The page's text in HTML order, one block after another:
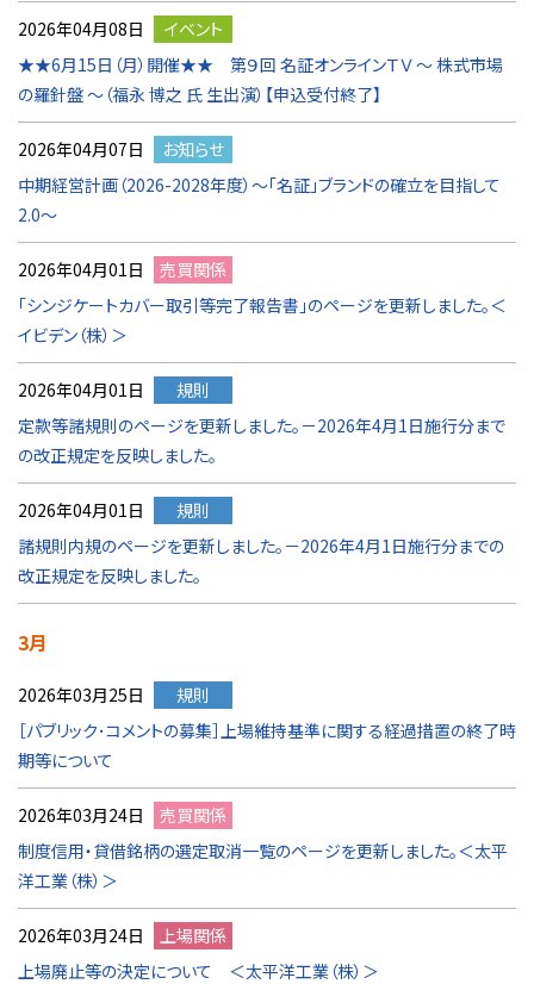
2026年04月08日
イベント
★★6月15日（月）開催★★ 第９回 名証オンラインＴＶ ～ 株式市場
の羅針盤 ～（福永 博之 氏 生出演）【申込受付終了】
2026年04月07日
お知らせ
中期経営計画（2026-2028年度）～「名証」ブランドの確立を目指して
2.0～
2026年04月01日
売買関係
「シンジケートカバー取引等完了報告書」のページを更新しました。＜
イビデン（株）＞
2026年04月01日
規則
定款等諸規則のページを更新しました。－2026年4月1日施行分まで
の改正規定を反映しました。
2026年04月01日
規則
諸規則内規のページを更新しました。－2026年4月1日施行分までの
改正規定を反映しました。
3月
2026年03月25日
規則
［パブリック･コメントの募集］上場維持基準に関する経過措置の終了時
期等について
2026年03月24日
売買関係
制度信用・貸借銘柄の選定取消一覧のページを更新しました。＜太平
洋工業（株）＞
2026年03月24日
上場関係
上場廃止等の決定について ＜太平洋工業（株）＞